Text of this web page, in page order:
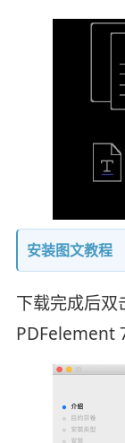
安装图文教程
下载完成后双
PDFelement